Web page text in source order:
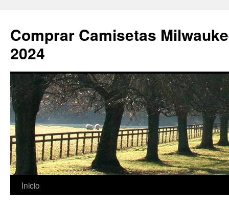
Comprar Camisetas
2024
Saltar
Inicio